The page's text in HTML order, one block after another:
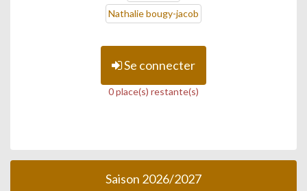
Nathalie bougy-jacob
Se connecter
0 place(s) restante(s)
Saison 2026/2027